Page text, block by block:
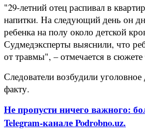
"29-летний отец распивал в
напитки. На следующий день он
ребенка на полу около детской
Судмедэксперты выяснили, что
от травмы", – отмечается в сюжете
Следователи возбудили
факту.
Не пропусти ничего важного:
Telegram-канале Podrobno.uz.